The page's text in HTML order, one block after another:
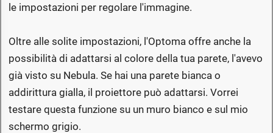
le impostazioni per regolare l'immagine.
Oltre alle solite impostazioni, l'Optoma offre anche la
possibilità di adattarsi al colore della tua parete, l'avevo
già visto su Nebula. Se hai una parete bianca o
addirittura gialla, il proiettore può adattarsi. Vorrei
testare questa funzione su un muro bianco e sul mio
schermo grigio.